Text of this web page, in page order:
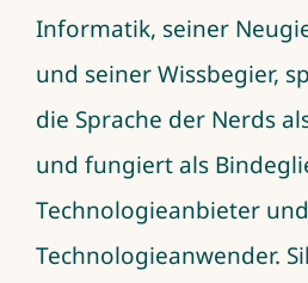
Informatik, seiner
und seiner Wissbegier,
die Sprache der Nerds
und fungiert als
Technologieanbieter und
Technologieanwender.